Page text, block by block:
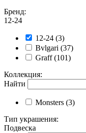
Бренд:
12-24
12-24 (3)
Bvlgari (37)
Graff (101)
Коллекция:
Найти
Monsters (3)
Тип украшения:
Подвеска